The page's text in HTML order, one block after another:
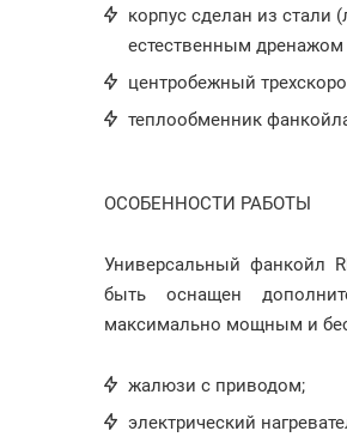
корпус сделан из
естественным
центробежный
теплообменник
ОСОБЕННОСТИ РАБОТЫ
Универсальный фанкойл
быть оснащен
максимально мощным и
жалюзи с приводом;
электрический